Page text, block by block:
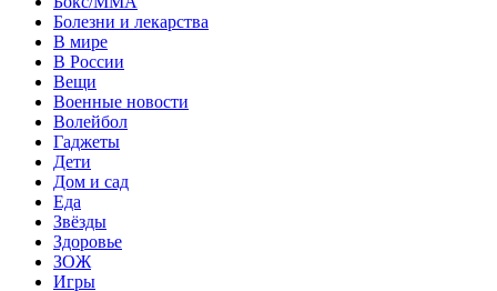
Болезни и лекарства
В мире
В России
Вещи
Военные новости
Волейбол
Гаджеты
Дети
Дом и сад
Еда
Звёзды
Здоровье
ЗОЖ
Игры